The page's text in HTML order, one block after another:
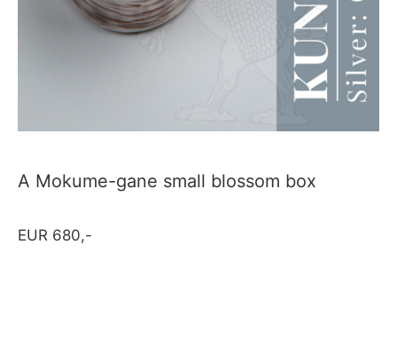
A Mokume-gane small blossom box
EUR 680,-